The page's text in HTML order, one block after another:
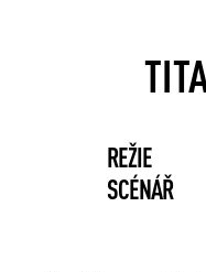
REŽIE
SCÉNÁŘ